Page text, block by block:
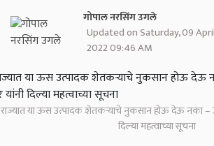
गोपाल नरसिंग उगले
Updated on Saturday, 09 April
2022 09:46 AM
राज्यात या ऊस उत्पादक शेतकऱ्याचे नुकसान होऊ देऊ नका –
दिल्या महत्वाच्या सूचना